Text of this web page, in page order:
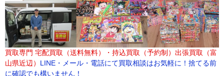
買取専門 宅配買取（送料無料）・持込買取（予約制）出張買取（富
山県近辺） LINE・メール・電話にて買取相談はお気軽に！捨てる前
に確認でも構いません！